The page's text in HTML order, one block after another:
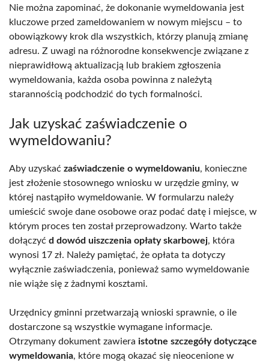
Nie można zapominać, że dokonanie wymeldowania jest
kluczowe przed zameldowaniem w nowym miejscu – to
obowiązkowy krok dla wszystkich, którzy planują zmianę
adresu. Z uwagi na różnorodne konsekwencje związane z
nieprawidłową aktualizacją lub brakiem zgłoszenia
wymeldowania, każda osoba powinna z należytą
starannością podchodzić do tych formalności.
Jak uzyskać zaświadczenie o
wymeldowaniu?
Aby uzyskać zaświadczenie o wymeldowaniu, konieczne
jest złożenie stosownego wniosku w urzędzie gminy, w
której nastąpiło wymeldowanie. W formularzu należy
umieścić swoje dane osobowe oraz podać datę i miejsce, w
którym proces ten został przeprowadzony. Warto także
dołączyć d dowód uiszczenia opłaty skarbowej, która
wynosi 17 zł. Należy pamiętać, że opłata ta dotyczy
wyłącznie zaświadczenia, ponieważ samo wymeldowanie
nie wiąże się z żadnymi kosztami.
Urzędnicy gminni przetwarzają wnioski sprawnie, o ile
dostarczone są wszystkie wymagane informacje.
Otrzymany dokument zawiera istotne szczegóły dotyczące
wymeldowania, które mogą okazać się nieocenione w